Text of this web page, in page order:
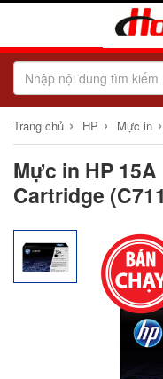
Trang chủ › HP › Mực in ›
Mực in HP
Cartridge